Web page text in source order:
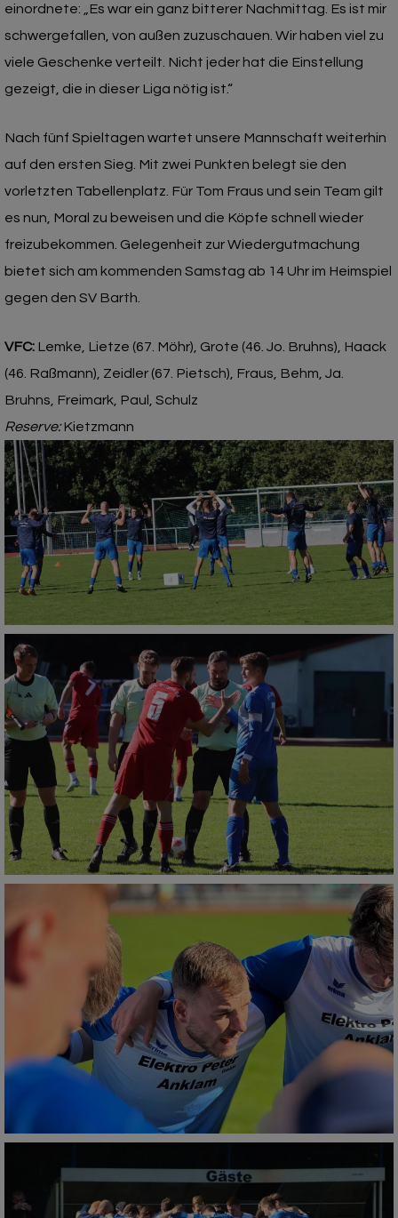
einordnete: „Es war ein ganz bitterer Nachmittag. Es ist mir
schwergefallen, von außen zuzuschauen. Wir haben viel zu
viele Geschenke verteilt. Nicht jeder hat die Einstellung
gezeigt, die in dieser Liga nötig ist.“
Nach fünf Spieltagen wartet unsere Mannschaft weiterhin
auf den ersten Sieg. Mit zwei Punkten belegt sie den
vorletzten Tabellenplatz. Für Tom Fraus und sein Team gilt
es nun, Moral zu beweisen und die Köpfe schnell wieder
freizubekommen. Gelegenheit zur Wiedergutmachung
bietet sich am kommenden Samstag ab 14 Uhr im Heimspiel
gegen den SV Barth.
VFC: Lemke, Lietze (67. Möhr), Grote (46. Jo. Bruhns), Haack
(46. Raßmann), Zeidler (67. Pietsch), Fraus, Behm, Ja.
Bruhns, Freimark, Paul, Schulz
Reserve:Kietzmann